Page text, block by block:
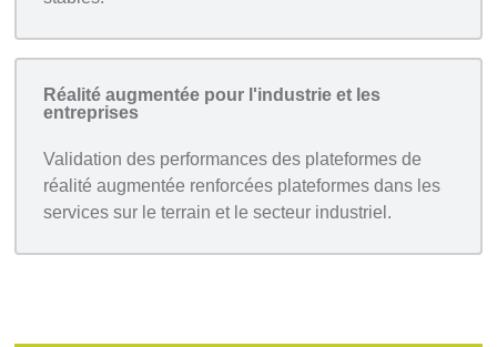
Réalité augmentée pour l'industrie et les
entreprises
Validation des performances des plateformes de
réalité augmentée renforcées plateformes dans les
services sur le terrain et le secteur industriel.